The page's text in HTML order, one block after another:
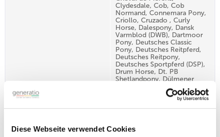
Diese Webseite verwendet Cookies
Clydesdale, Cob, Cob
Normand, Connemara Pony,
Criollo, Cruzado , Curly
Horse, Dalespony, Dansk
Varmblod (DWB), Dartmoor
Pony, Deutsches Classic
Pony, Deutsches Reitpferd,
Deutsches Reitpony,
Deutsches Sportpferd (DSP),
Drum Horse, Dt. PB
Shetlandpony, Dülmener
Pferd, Edelbluthaflinger,
Englisches Vollblut, Fellpony,
Freiberger/Franches-
Haflinger, Hannoveraner,